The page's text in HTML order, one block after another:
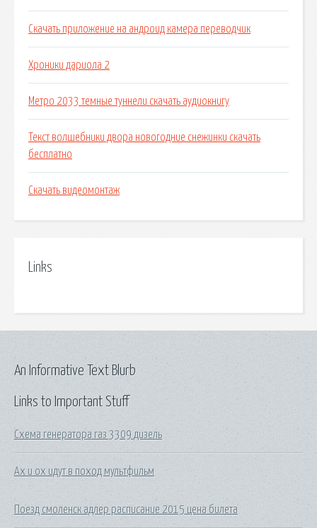
Скачать приложение на андроид камера переводчик
Хроники дариола 2
Метро 2033 темные туннели скачать аудиокнигу
Текст волшебники двора новогодние снежинки скачать
бесплатно
Скачать видеомонтаж
Links
Links to Important Stuff
Схема генератора газ 3309 дизель
Ах и ох идут в поход мультфильм
Поезд смоленск адлер расписание 2015 цена билета
An Informative Text Blurb